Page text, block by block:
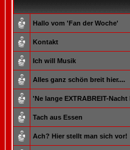
Hallo vom 'Fan der Woche'
Kontakt
Ich will Musik
Alles ganz schön breit hier....
'Ne lange EXTRABREIT-
Tach aus Essen
Ach? Hier stellt man sich vor!